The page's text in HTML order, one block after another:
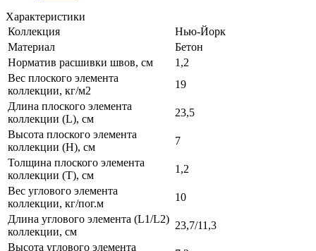
Характеристики
Коллекция
Нью-Йорк
Материал
Бетон
Норматив расшивки швов, см
1,2
Вес плоского элемента
коллекции, кг/м2
19
Длина плоского элемента
коллекции (L), см
23,5
Высота плоского элемента
коллекции (H), см
7
Толщина плоского элемента
коллекции (T), см
1,2
Вес углового элемента
коллекции, кг/пог.м
10
Длина углового элемента (L1/L2)
коллекции, см
23,7/11,3
Высота углового элемента